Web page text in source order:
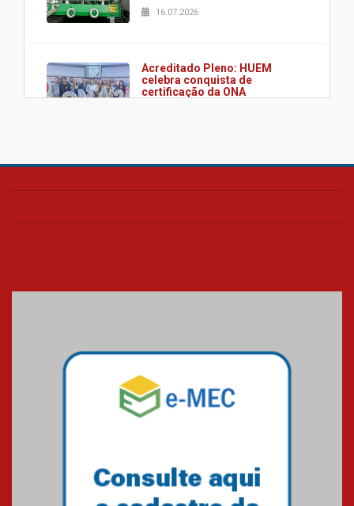
16.07.2026
Acreditado Pleno: HUEM
celebra conquista de
certificação da ONA
HUEM é o primeiro hospital do
UTI's inteligentes
referência mundial em
Pós-Asco: evento do HUEM
debate novidades sobre
estudos e tratamentos contra
o câncer
MackPesquisa 2026 prorroga
inscrições até 14 de agosto